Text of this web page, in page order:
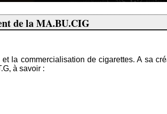
de la MA.BU.CIG
la commercialisation de cigarettes. A sa
à savoir :